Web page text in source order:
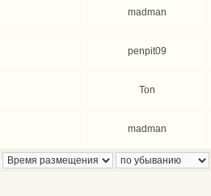
madman
penpit09
Ton
madman